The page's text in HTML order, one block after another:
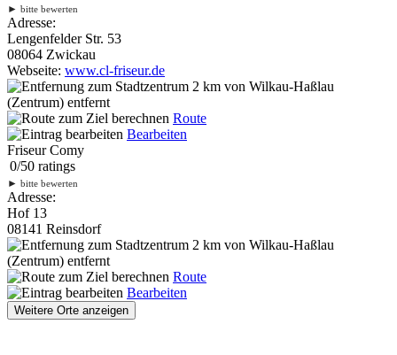
► bitte bewerten
Adresse:
Lengenfelder Str. 53
08064 Zwickau
Webseite: www.cl-friseur.de
2 km von Wilkau-Haßlau
(Zentrum) entfernt
Route
Bearbeiten
Friseur Comy
0/50 ratings
► bitte bewerten
Adresse:
Hof 13
08141 Reinsdorf
2 km von Wilkau-Haßlau
(Zentrum) entfernt
Route
Bearbeiten
Weitere Orte anzeigen